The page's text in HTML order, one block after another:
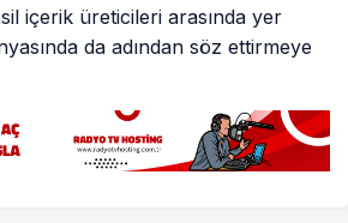
içerik üreticileri arasında yer
da adından söz ettirmeye